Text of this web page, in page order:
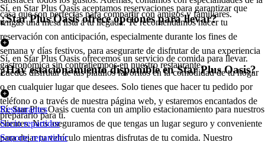
casa que son perfectas para compartir con amigos y familiares.
Sí, en Star Plus Oasis aceptamos reservaciones para garantizar que
tengas una mesa lista a tu llegada. Te recomendamos hacer tu
reservación con anticipación, especialmente durante los fines de
semana y días festivos, para asegurarte de disfrutar de una experiencia
gastronómica sin contratiempos en nuestro restaurante.
¿Star Plus Oasis ofrece opciones para llevar?
Sí, en Star Plus Oasis ofrecemos un servicio de comida para llevar.
Puedes disfrutar de tus platillos favoritos en la comodidad de tu hogar
o en cualquier lugar que desees. Solo tienes que hacer tu pedido por
teléfono o a través de nuestra página web, y estaremos encantados de
prepararlo para ti.
¿Hay estacionamiento disponible en Star Plus Oasis?
Sí, Star Plus Oasis cuenta con un amplio estacionamiento para nuestros
clientes. Nos aseguramos de que tengas un lugar seguro y conveniente
para dejar tu vehículo mientras disfrutas de tu comida. Nuestro
Restaurantes
Socio repartidor
Soporte repartidor